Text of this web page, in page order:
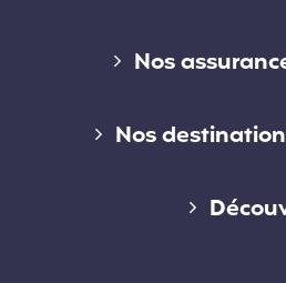
Nos
Assurance voyage
Nos
Assurance voyage